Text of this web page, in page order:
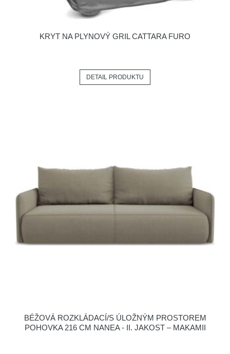
KRYT NA PLYNOVÝ GRIL CATTARA FURO
DETAIL PRODUKTU
BÉŽOVÁ ROZKLÁDACÍ/S ÚLOŽNÝM PROSTOREM
POHOVKA 216 CM NANEA - II. JAKOST – MAKAMII